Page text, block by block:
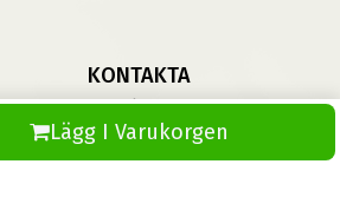
Lägg I Varukorgen
KONTAKTA
Kontakta Oss
Vinterdäck